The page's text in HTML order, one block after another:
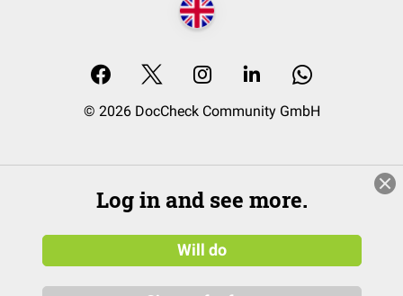
© 2026 DocCheck Community GmbH
Log in and see more.
Will do